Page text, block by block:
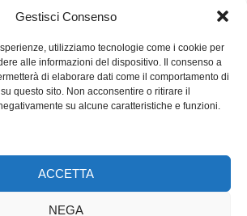
Gestisci Consenso
utilizziamo tecnologie come i cookie per
alle informazioni del dispositivo. Il consenso a
di elaborare dati come il comportamento di
questo sito. Non acconsentire o ritirare il
su alcune caratteristiche e funzioni.
ACCETTA
NEGA
rimasto orfano perché il Matto del
peggiore delle bestie. Perché gli
per sfamarsi, e che colpa hanno
il Signore le ha create così? Ma l’uomo
per vendetta, per cupidigia, o anche